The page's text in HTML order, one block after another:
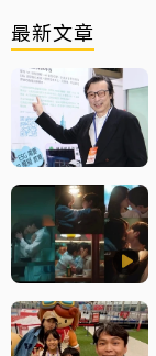
最新文章